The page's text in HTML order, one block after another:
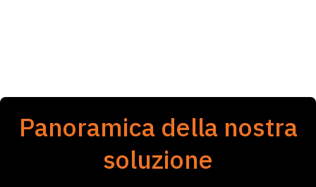
Panoramica della nostra
soluzione